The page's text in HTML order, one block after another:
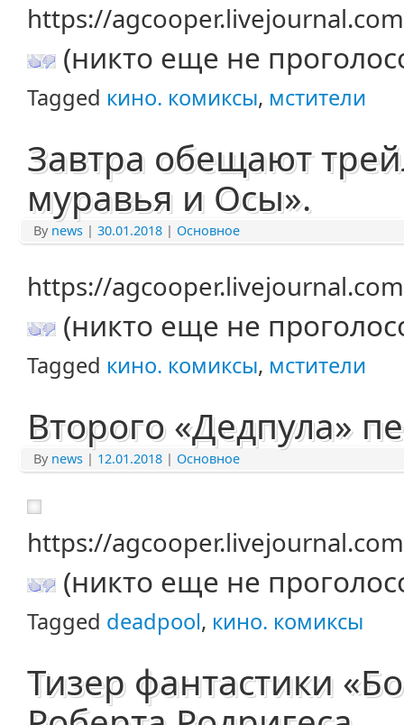
https://
(никто еще не
Tagged кино. комиксы, мстители
Завтра обещают
муравья и Осы».
By news | 30.01.2018 | Основное
https://
(никто еще не
Tagged кино. комиксы, мстители
Второго «Дедпула»
By news | 12.01.2018 | Основное
https://
(никто еще не
Tagged deadpool, кино. комиксы
Тизер фантастики